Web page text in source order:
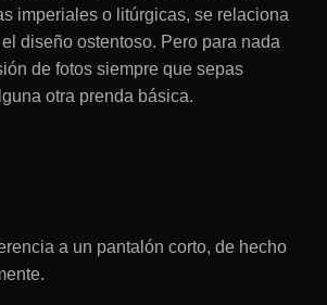
imperiales o litúrgicas, se relaciona
diseño ostentoso. Pero para nada
de fotos siempre que sepas
otra prenda básica.
a un pantalón corto, de hecho